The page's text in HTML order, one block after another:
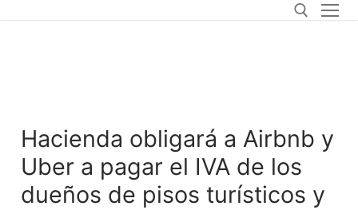
Hacienda obligará a Airbnb y
Uber a pagar el IVA de los
dueños de pisos turísticos y